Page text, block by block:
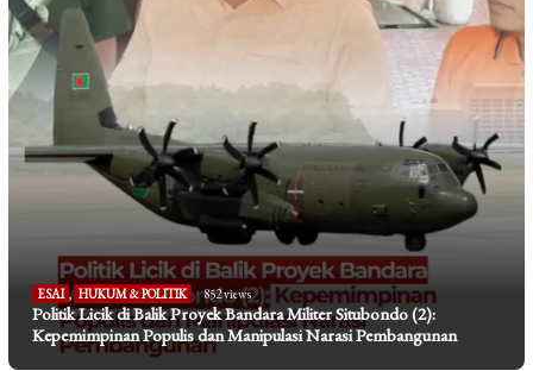
ESAI , HUKUM & POLITIK 852 views
Politik Licik di Balik Proyek Bandara Militer Situbondo (2):
Kepemimpinan Populis dan Manipulasi Narasi Pembangunan